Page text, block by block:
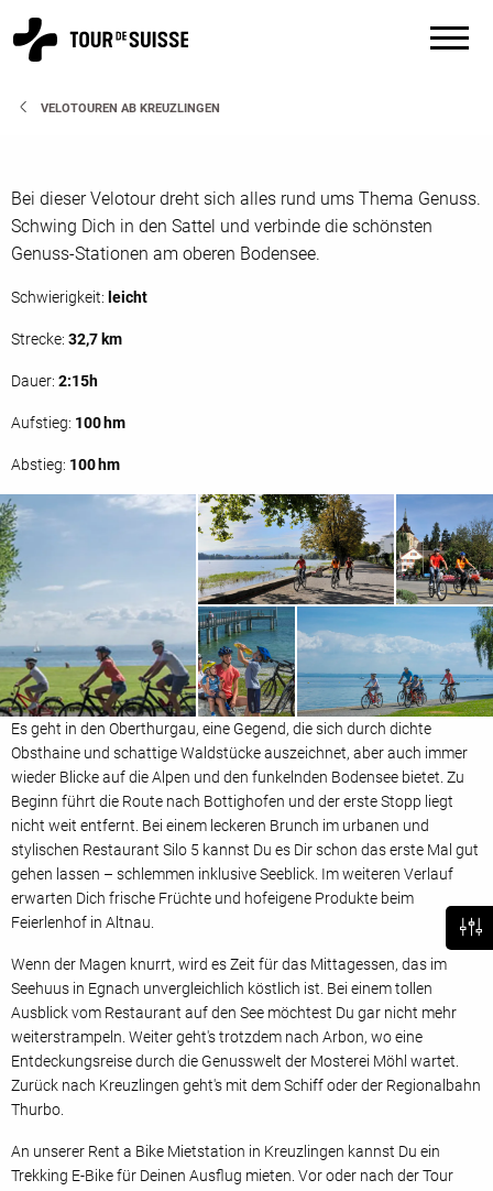
VELOTOUREN AB KREUZLINGEN
Bei dieser Velotour dreht sich alles rund ums Thema Genuss.
Schwing Dich in den Sattel und verbinde die schönsten
Genuss-Stationen am oberen Bodensee.
Schwierigkeit: leicht
Strecke: 32,7 km
Dauer: 2:15h
Aufstieg: 100 hm
Abstieg: 100 hm
Es geht in den Oberthurgau, eine Gegend, die sich durch dichte
Obsthaine und schattige Waldstücke auszeichnet, aber auch immer
wieder Blicke auf die Alpen und den funkelnden Bodensee bietet. Zu
Beginn führt die Route nach Bottighofen und der erste Stopp liegt
nicht weit entfernt. Bei einem leckeren Brunch im urbanen und
stylischen Restaurant Silo 5 kannst Du es Dir schon das erste Mal gut
gehen lassen – schlemmen inklusive Seeblick. Im weiteren Verlauf
erwarten Dich frische Früchte und hofeigene Produkte beim
Feierlenhof in Altnau.
Wenn der Magen knurrt, wird es Zeit für das Mittagessen, das im
Seehuus in Egnach unvergleichlich köstlich ist. Bei einem tollen
Ausblick vom Restaurant auf den See möchtest Du gar nicht mehr
weiterstrampeln. Weiter geht's trotzdem nach Arbon, wo eine
Entdeckungsreise durch die Genusswelt der Mosterei Möhl wartet.
Zurück nach Kreuzlingen geht's mit dem Schiff oder der Regionalbahn
Thurbo.
An unserer Rent a Bike Mietstation in Kreuzlingen kannst Du ein
Trekking E-Bike für Deinen Ausflug mieten. Vor oder nach der Tour